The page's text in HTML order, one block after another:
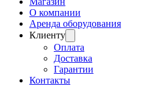
О компании
Аренда оборудования
Клиенту
Оплата
Доставка
Гарантии
Контакты